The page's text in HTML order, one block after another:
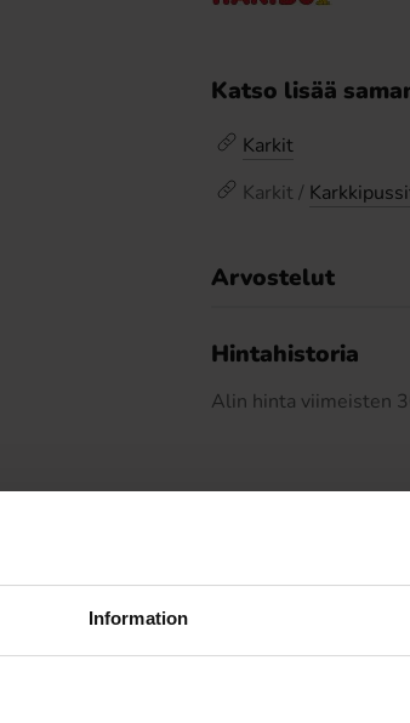
Information
Katso lisää
Karkit
Karkit /
Arvostelut
Hintahistoria
Alin hinta viimeisten